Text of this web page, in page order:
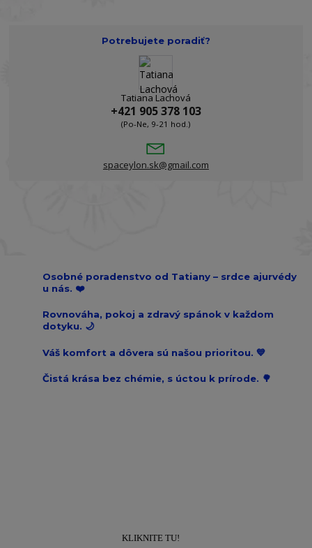
Potrebujete poradiť?
Tatiana Lachová
+421 905 378 103
(Po-Ne, 9-21 hod.)
spaceylon.sk@gmail.com
Osobné poradenstvo od Tatiany – srdce ajurvédy
u nás. ❤️
Rovnováha, pokoj a zdravý spánok v každom
dotyku. 🌙
Váš komfort a dôvera sú našou prioritou. 💙
Čistá krása bez chémie, s úctou k prírode. 🌳
KLIKNITE TU!